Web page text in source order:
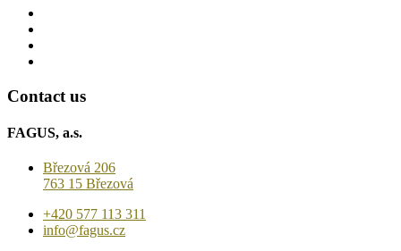
Contact us
FAGUS, a.s.
Březová 206
763 15 Březová
+420 577 113 311
info@fagus.cz